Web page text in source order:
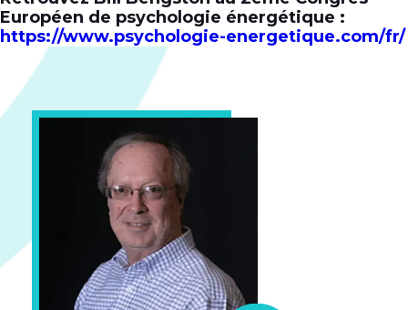
Européen de psychologie énergétique :
https://www.psychologie-energetique.com/fr/